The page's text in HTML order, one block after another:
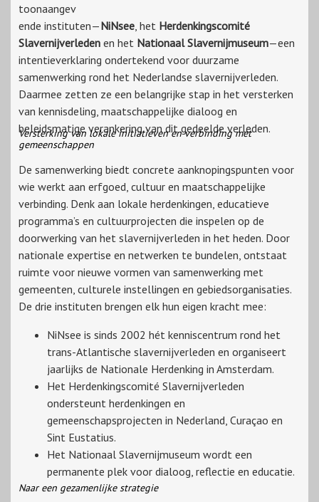
toonaangev
ende instituten—NiNsee, het Herdenkingscomité
Slavernijverleden en het Nationaal Slavernijmuseum—een
intentieverklaring ondertekend voor duurzame
samenwerking rond het Nederlandse slavernijverleden.
Daarmee zetten ze een belangrijke stap in het versterken
van kennisdeling, maatschappelijke dialoog en
beleidsmatige verankering van dit gedeelde verleden.
Versterking van lokale initiatieven en verbinding met
gemeenschappen
De samenwerking biedt concrete aanknopingspunten voor
wie werkt aan erfgoed, cultuur en maatschappelijke
verbinding. Denk aan lokale herdenkingen, educatieve
programma’s en cultuurprojecten die inspelen op de
doorwerking van het slavernijverleden in het heden. Door
nationale expertise en netwerken te bundelen, ontstaat
ruimte voor nieuwe vormen van samenwerking met
gemeenten, culturele instellingen en gebiedsorganisaties.
De drie instituten brengen elk hun eigen kracht mee:
NiNsee is sinds 2002 hét kenniscentrum rond het
trans-Atlantische slavernijverleden en organiseert
jaarlijks de Nationale Herdenking in Amsterdam.
Het Herdenkingscomité Slavernijverleden
ondersteunt herdenkingen en
gemeenschapsprojecten in Nederland, Curaçao en
Sint Eustatius.
Het Nationaal Slavernijmuseum wordt een
permanente plek voor dialoog, reflectie en educatie.
Naar een gezamenlijke strategie